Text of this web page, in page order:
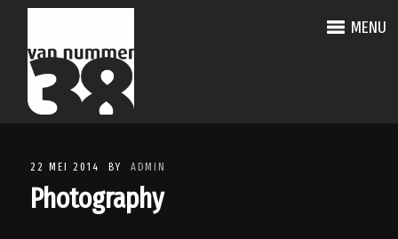
MENU
22 MEI 2014 BY ADMIN
Photography